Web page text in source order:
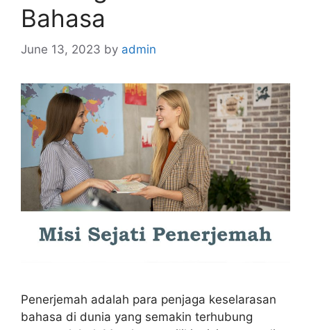
Bahasa
June 13, 2023 by admin
Penerjemah adalah para penjaga keselarasan
bahasa di dunia yang semakin terhubung